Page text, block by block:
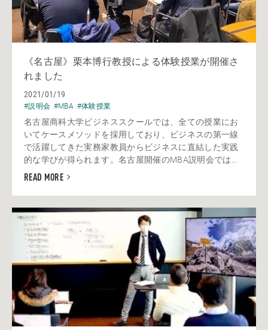
《名古屋》栗本博行教授による体験授業が開催さ
れました
2021/01/19
#説明会 #MBA #体験授業
名古屋商科大学ビジネススクールでは、全ての授業にお
いてケースメソッドを採用しており、ビジネスの第一線
で活躍してきた実務家教員からビジネスに直結した実践
的な学びが得られます。名古屋開催のMBA説明会では...
READ MORE